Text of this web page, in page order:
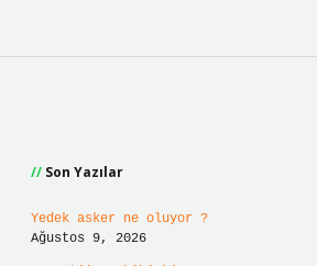
Son Yazılar
Yedek asker ne oluyor ?
Ağustos 9, 2026